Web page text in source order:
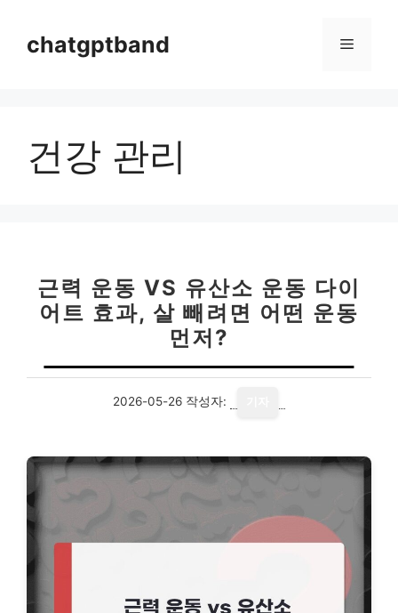
chatgptband 메
건강 관리
근력 운동 VS 유산소 운동 다이
어트 효과, 살 빼려면 어떤 운동
먼저?
2026-05-26 작성자: